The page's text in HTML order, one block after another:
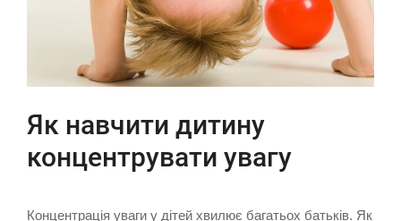
Як навчити дитину
концентрувати увагу
Концентрація уваги у дітей хвилює багатьох батьків. Як